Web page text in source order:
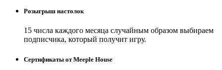
Розыгрыш настолок
15 числа каждого месяца случайным образом выбираем
подписчика, который получит игру.
Сертификаты от Meeple House